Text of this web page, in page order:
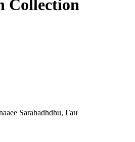
Collection
Sarahadhdhu, Ган